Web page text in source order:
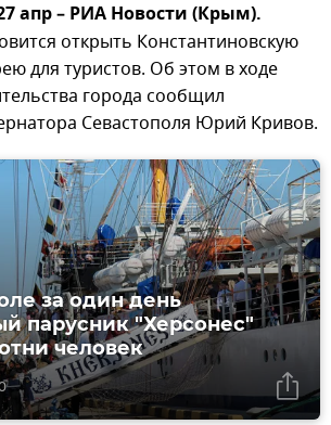
апр – РИА Новости (Крым).
открыть Константиновскую
для туристов. Об этом в ходе
города сообщил
Севастополя Юрий Кривов.
за один день
парусник "Херсонес"
человек